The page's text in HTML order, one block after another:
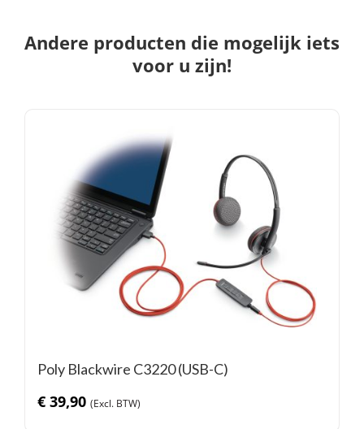
Andere producten die mogelijk iets
voor u zijn!
Poly Blackwire C3220 (USB-C)
€ 39,90